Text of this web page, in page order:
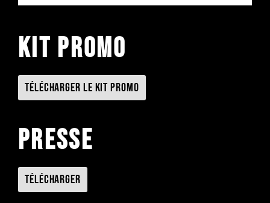
Kit promo
Télécharger le kit promo
Presse
Télécharger